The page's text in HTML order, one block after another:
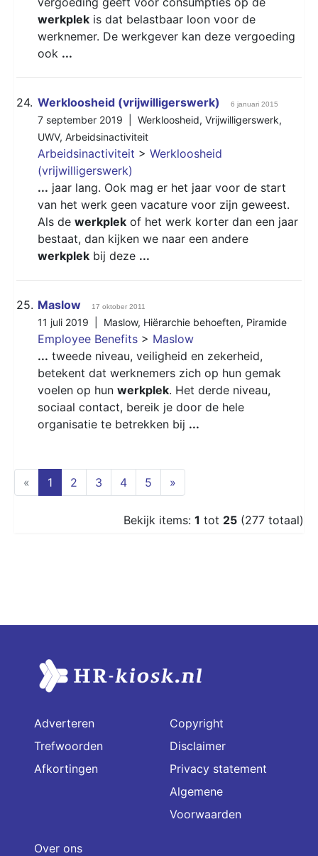
werkplek is dat belastbaar loon voor de
werknemer. De werkgever kan deze vergoeding
ook ...
24. Werkloosheid (vrijwilligerswerk) 6 januari 2015
7 september 2019 | Werkloosheid, Vrijwilligerswerk,
UWV, Arbeidsinactiviteit
Arbeidsinactiviteit > Werkloosheid
(vrijwilligerswerk)
... jaar lang. Ook mag er het jaar voor de start
van het werk geen vacature voor zijn geweest.
Als de werkplek of het werk korter dan een jaar
bestaat, dan kijken we naar een andere
werkplek bij deze ...
25. Maslow 17 oktober 2011
11 juli 2019 | Maslow, Hiërarchie behoeften, Piramide
Employee Benefits > Maslow
... tweede niveau, veiligheid en zekerheid,
betekent dat werknemers zich op hun gemak
voelen op hun werkplek. Het derde niveau,
sociaal contact, bereik je door de hele
organisatie te betrekken bij ...
« 1 (current)
2 3 4 5 »
Bekijk items: 1 tot 25 (277 totaal)
Adverteren
Trefwoorden
Afkortingen
Copyright
Disclaimer
Privacy statement
Algemene
Voorwaarden
Over ons